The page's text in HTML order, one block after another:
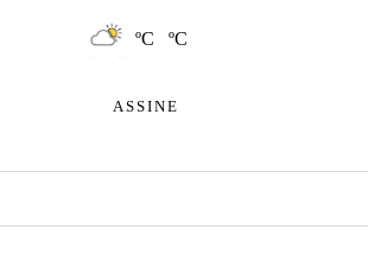
ºC ºC
ASSINE